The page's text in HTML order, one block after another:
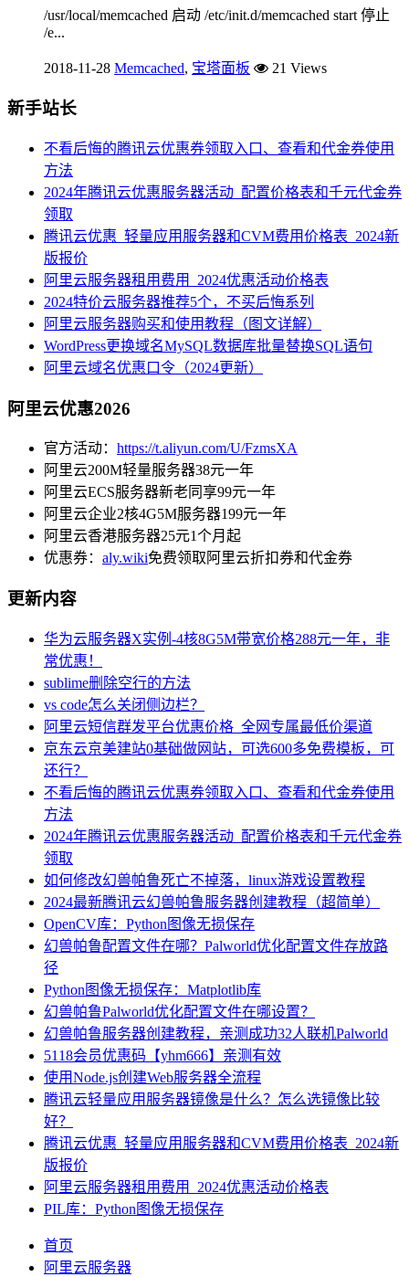
/usr/local/memcached 启动 /etc/init.d/memcached start 停止
/e...
2018-11-28 Memcached, 宝塔面板 21 Views
新手站长
不看后悔的腾讯云优惠券领取入口、查看和代金券使用
方法
2024年腾讯云优惠服务器活动_配置价格表和千元代金券
领取
腾讯云优惠_轻量应用服务器和CVM费用价格表_2024新
版报价
阿里云服务器租用费用_2024优惠活动价格表
2024特价云服务器推荐5个，不买后悔系列
阿里云服务器购买和使用教程（图文详解）
WordPress更换域名MySQL数据库批量替换SQL语句
阿里云域名优惠口令（2024更新）
阿里云优惠2026
官方活动： https://t.aliyun.com/U/FzmsXA
阿里云200M轻量服务器38元一年
阿里云ECS服务器新老同享99元一年
阿里云企业2核4G5M服务器199元一年
阿里云香港服务器25元1个月起
优惠券： aly.wiki免费领取阿里云折扣券和代金券
更新内容
华为云服务器X实例-4核8G5M带宽价格288元一年，非
常优惠！
sublime删除空行的方法
vs code怎么关闭侧边栏？
阿里云短信群发平台优惠价格_全网专属最低价渠道
京东云京美建站0基础做网站，可选600多免费模板，可
还行？
不看后悔的腾讯云优惠券领取入口、查看和代金券使用
方法
2024年腾讯云优惠服务器活动_配置价格表和千元代金券
领取
如何修改幻兽帕鲁死亡不掉落，linux游戏设置教程
2024最新腾讯云幻兽帕鲁服务器创建教程（超简单）
OpenCV库：Python图像无损保存
幻兽帕鲁配置文件在哪？Palworld优化配置文件存放路
径
Python图像无损保存：Matplotlib库
幻兽帕鲁Palworld优化配置文件在哪设置？
幻兽帕鲁服务器创建教程，亲测成功32人联机Palworld
5118会员优惠码【yhm666】亲测有效
使用Node.js创建Web服务器全流程
腾讯云轻量应用服务器镜像是什么？怎么选镜像比较
好？
腾讯云优惠_轻量应用服务器和CVM费用价格表_2024新
版报价
阿里云服务器租用费用_2024优惠活动价格表
PIL库：Python图像无损保存
首页
阿里云服务器